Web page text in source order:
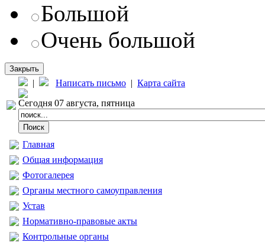
Большой
Очень большой
Закрыть
| Написать письмо | Карта сайта
Сегодня 07 августа, пятница
Главная
Общая информация
Фотогалерея
Органы местного самоуправления
Устав
Нормативно-правовые акты
Контрольные органы